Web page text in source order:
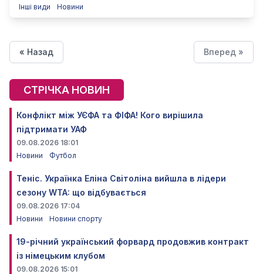
Інші види Новини
« Назад Вперед »
СТРІЧКА НОВИН
Конфлікт між УЄФА та ФІФА! Кого вирішила
підтримати УАФ
09.08.2026 18:01
Новини
Футбол
Теніс. Українка Еліна Світоліна вийшла в лідери
сезону WTA: що відбувається
09.08.2026 17:04
Новини
Новини спорту
19-річний український форвард продовжив контракт
із німецьким клубом
09.08.2026 15:01